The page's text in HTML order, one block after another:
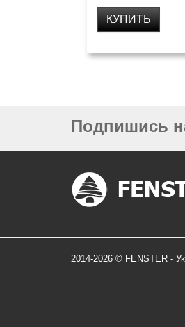
КУПИТЬ
Подпишись
2014-2026 © FENSTER -